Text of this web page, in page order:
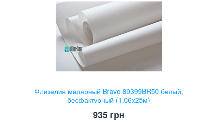
Флизелин малярный Bravo 80399BR50 белый,
бесфактурный (1,06х25м)
935грн